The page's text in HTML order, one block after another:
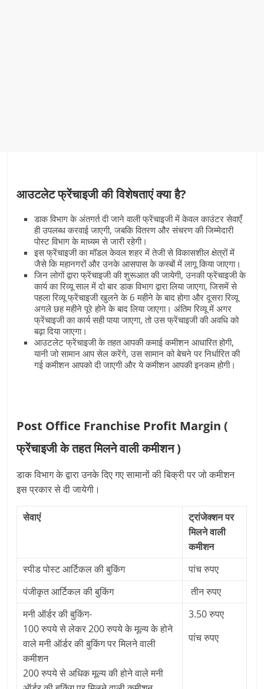
आउटलेट फ्रेंचाइजी की विशेषताएं क्‍या है?
डाक विभाग के अंतगर्त दी जाने वाली फ्रेंचाइजी में केवल काउंटर सेवाएँ
ही उपलब्ध करवाई जाएगी, जबकि वितरण और संचरण की जिम्मेदारी
पोस्ट विभाग के माध्यम से जारी रहेगी।
इस फ्रेंचाइजी का मॉडल केवल शहर में तेजी से विकासशील क्षेत्रों में
जैसे कि महानगरों और उनके आसपास के कस्बों में लागू किया जाएगा।
जिन लोगों द्वारा फ्रेंचाइजी की शुरूआत की जायेगी, उनकी फ्रेंचाइजी के
कार्य का रिव्यू साल में दो बार डाक विभाग द्वारा लिया जाएगा, जिसमें से
पहला रिव्यू फ्रेंचाइजी खुलने के 6 महीने के बाद होगा और दूसरा रिव्यू
अगले छह महीने पूरे होने के बाद लिया जाएगा। अंतिम रिव्यू में अगर
फ्रेंचाइजी का कार्य सही पाया जाएगा, तो उस फ्रेंचाइजी की अवधि को
बढ़ा दिया जाएगा।
आउटलेट फ्रेंचाइजी के तहत आपकी कमाई कमीशन आधारित होगी,
यानी जो सामान आप सेल करेंगे, उस सामान को बेचने पर निर्धारित की
गई कमीशन आपको दी जाएगी और ये कमीशन आपकी इनकम होगी।
Post Office Franchise Profit Margin (
फ्रेंचाइजी के तहत मिलने वाली कमीशन)
डाक विभाग के द्वारा उनके दिए गए सामानों की बिक्री पर जो कमीशन
इस प्रकार से दी जायेगी।
सेवाएं ट्रांजेक्शनपर
मिलने वाली
कमीशन
स्पीड पोस्ट आर्टिकल की बुकिंग
पांच रुपए
पंजीकृत आर्टिकल की बुकिंग
तीन रुपए
मनी ऑर्डर की बुकिंग-
100 रुपये से लेकर 200 रुपये के मूल्य के होने
वाले मनी ऑर्डर की बुकिंग पर मिलने वाली
कमीशन
200 रुपये से अधिक मूल्य की होने वाले मनी
3.50 रुपए
पांच रुपए